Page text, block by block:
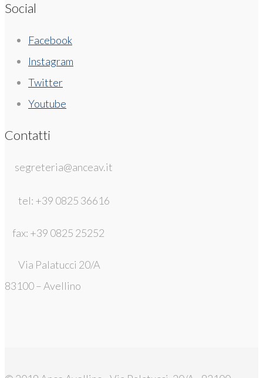
Social
Facebook
Instagram
Twitter
Youtube
Contatti
segreteria@anceav.it
tel: +39 0825 36616
fax: +39 0825 25252
Via Palatucci 20/A
83100 – Avellino